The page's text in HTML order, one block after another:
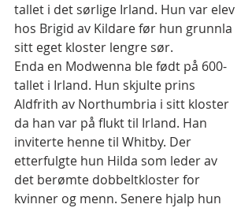
tallet i det sørlige Irland. Hun var elev
hos Brigid av Kildare før hun grunnla
sitt eget kloster lengre sør.
Enda en Modwenna ble født på 600-
tallet i Irland. Hun skjulte prins
Aldfrith av Northumbria i sitt kloster
da han var på flukt til Irland. Han
inviterte henne til Whitby. Der
etterfulgte hun Hilda som leder av
det berømte dobbeltkloster for
kvinner og menn. Senere hjalp hun